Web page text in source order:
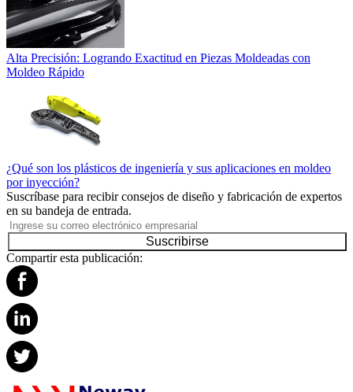
Alta Precisión: Logrando Exactitud en Piezas Moldeadas con
Moldeo Rápido
¿Qué son los plásticos de ingeniería y sus aplicaciones en moldeo
por inyección?
Suscríbase para recibir consejos de diseño y fabricación de expertos
en su bandeja de entrada.
Suscribirse
Compartir esta publicación: